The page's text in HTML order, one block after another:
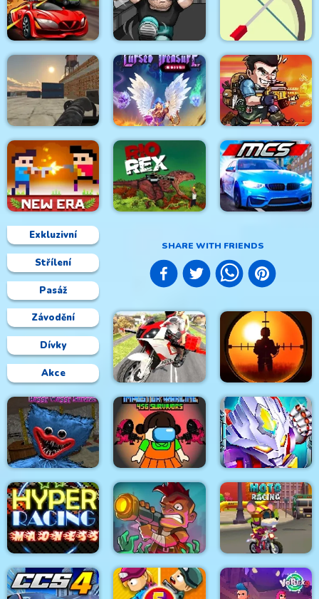
Exkluzivní
Střílení
Pasáž
Závodění
Dívky
Akce
SHARE WITH FRIENDS
Super Stickman
Duelist
Football Masters Idle Zombie Guard
Spy Car Go Repo Targets Attack
Masked Forces
Unlimited
Cursed Treasure 1.5 Metal Black Wars
Castel Wars New Era Mega City Stunts
Flying Motorbike
Driving Simulator
Sniper King 2D The
Dark City
Poppy Survive Time:
Hugie Wugie
Impostor Warline 456
Survivors
Ninja Robo Hero